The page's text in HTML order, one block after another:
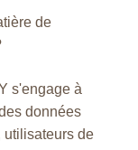
de
s'engage à
données
utilisateurs de